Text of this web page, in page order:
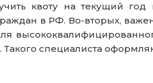
квоту на текущий
в РФ. Во-вторых, важен
специалиста